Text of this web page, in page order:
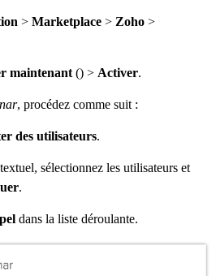
> Marketplace > Zoho >
maintenant () > Activer.
, procédez comme suit :
des utilisateurs.
sélectionnez les utilisateurs et
.
dans la liste déroulante.